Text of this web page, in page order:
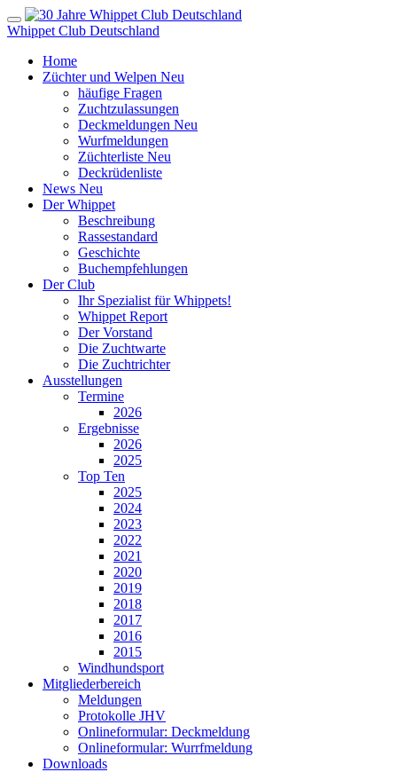
Whippet Club Deutschland
Home
Züchter und Welpen Neu
häufige Fragen
Zuchtzulassungen
Deckmeldungen Neu
Wurfmeldungen
Züchterliste Neu
Deckrüdenliste
News Neu
Der Whippet
Beschreibung
Rassestandard
Geschichte
Buchempfehlungen
Der Club
Ihr Spezialist für Whippets!
Whippet Report
Der Vorstand
Die Zuchtwarte
Die Zuchtrichter
Ausstellungen
Termine
2026
Ergebnisse
2026
2025
Top Ten
2025
2024
2023
2022
2021
2020
2019
2018
2017
2016
2015
Windhundsport
Mitgliederbereich
Meldungen
Protokolle JHV
Onlineformular: Deckmeldung
Onlineformular: Wurrfmeldung
Downloads